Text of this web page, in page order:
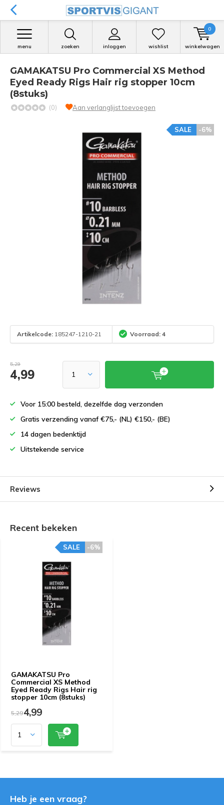
zoeken inloggen
menu wishlist winkelwagen
0
GAMAKATSU Pro Commercial XS Method
Eyed Ready Rigs Hair rig stopper 10cm
(8stuks)
(0) Aan verlanglijst toevoegen
-6%
SALE
Artikelcode: 185247-1210-21 Voorraad: 4
5,29
4,99
Voor 15:00 besteld, dezelfde dag verzonden
Gratis verzending vanaf €75,- (NL) €150,- (BE)
14 dagen bedenktijd
Uitstekende service
Reviews
Recent bekeken
GAMAKATSU Pro
Commercial XS Method
Eyed Ready Rigs Hair rig
stopper 10cm (8stuks)
-6%
SALE
5,294,99
Heb je een vraag?